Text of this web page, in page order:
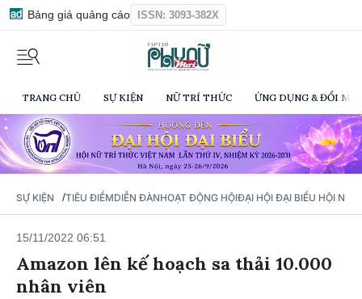
Bảng giá quảng cáo ISSN: 3093-382X
TRANG CHỦ SỰ KIỆN NỮ TRÍ THỨC ỨNG DỤNG & ĐỔI
SỰ KIỆN /TIÊU ĐIỂMDIỄN ĐÀNHOẠT ĐỘNG HỘIĐẠI HỘI ĐẠI BIỂU HỘI NỮ
15/11/2022 06:51
Amazon lên kế hoạch sa thải 10.000
nhân viên